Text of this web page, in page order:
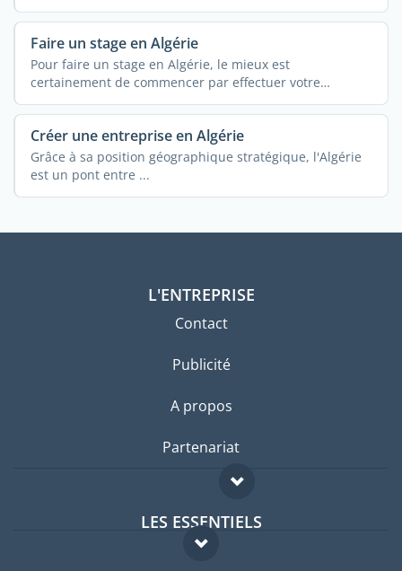
Faire un stage en Algérie
Pour faire un stage en Algérie, le mieux est
certainement de commencer par effectuer votre
recherche en ...
Créer une entreprise en Algérie
Grâce à sa position géographique stratégique, l'Algérie
est un pont entre ...
L'ENTREPRISE
Contact
Publicité
A propos
Partenariat
LES ESSENTIELS
Forum expatriés